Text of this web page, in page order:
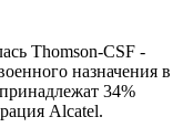
Thomson-CSF -
назначения в
34%
Alcatel.